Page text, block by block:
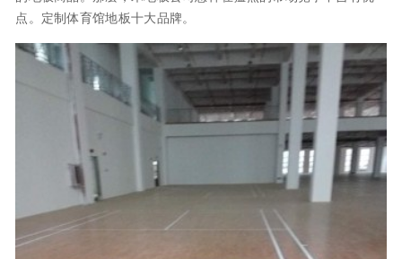
点。定制体育馆地板十大品牌。